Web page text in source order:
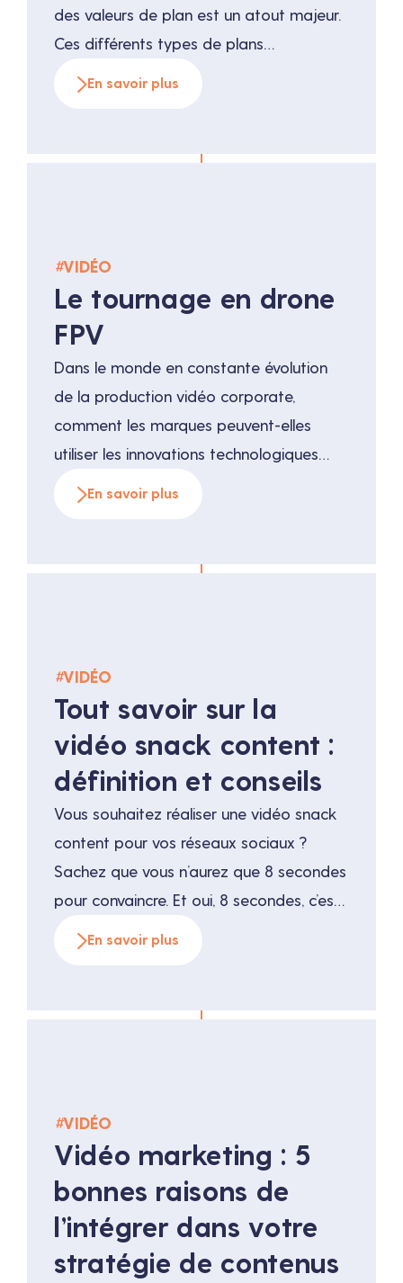
des valeurs de plan est un atout majeur.
Ces différents types de plans
permettent de créer une narration
de la marque. Comprendre et utiliser
En savoir plus
#VIDÉO
Le tournage en drone
FPV
Dans le monde en constante évolution
de la production vidéo corporate,
comment les marques peuvent-elles
utiliser les innovations technologiques
pour se démarquer ? Parmi les avancées
solution révolutionnaire, offrant des
En savoir plus
#VIDÉO
Tout savoir sur la
vidéo snack content :
définition et conseils
Vous souhaitez réaliser une vidéo snack
content pour vos réseaux sociaux ?
Sachez que vous n’aurez que 8 secondes
pour convaincre. Et oui, 8 secondes, c’est
le temps d’attention moyen des
vaut donc savoir comment s’y prendre
En savoir plus
#VIDÉO
Vidéo marketing : 5
bonnes raisons de
l’intégrer dans votre
stratégie de contenus